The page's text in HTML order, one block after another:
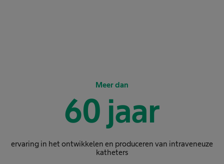
Meer dan
60 jaar
ervaring in het ontwikkelen en produceren van intraveneuze
katheters